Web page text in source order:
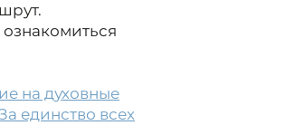
на духовные
единство всех